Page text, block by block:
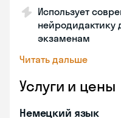
Использует
нейродидактику
экзаменам
Читать дальше
Услуги и цены
Немецкий язык